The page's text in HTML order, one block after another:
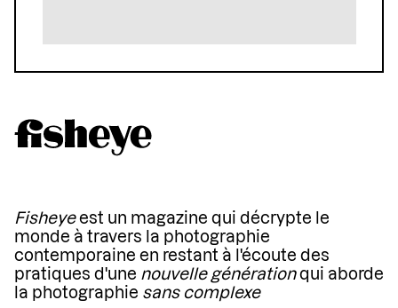
Fisheyeest un magazine qui décrypte le
monde à travers la photographie
contemporaine en restant à l'écoute des
pratiques d'une nouvelle générationqui aborde
la photographie sans complexe